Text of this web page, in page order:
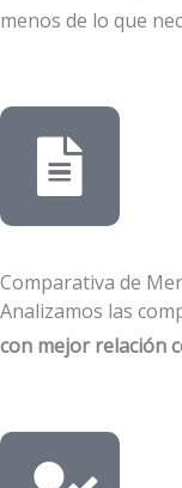
menos de lo que
Comparativa de
Analizamos las
con mejor relación